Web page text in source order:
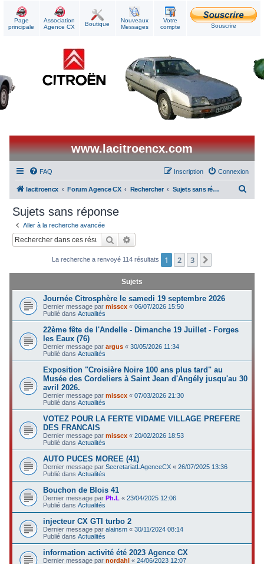
Page
principale
Association
Agence CX
Boutique
Nouveaux
Messages
Votre
compte
Souscrire
www.lacitroencx.com
FAQ Connexion
Inscription
lacitroencx Forum Agence CX Rechercher Sujets sans réponse
c
Sujets sans réponse
Aller à la recherche avancée
Rechercher
La recherche a renvoyé 114 résultats 1 2 3
Sujets
Journée Citrosphère le samedi 19 septembre 2026
Dernier message parmisscx «06/07/2026 15:50
Publié dansActualités
22ème fête de l'Andelle - Dimanche 19 Juillet - Forges
les Eaux (76)
Dernier message parargus «30/05/2026 11:34
Publié dansActualités
Exposition "Croisière Noire 100 ans plus tard" au
Musée des Cordeliers à Saint Jean d'Angély jusqu'au 30
avril 2026.
Dernier message parmisscx «07/03/2026 21:30
Publié dansActualités
VOTEZ POUR LA FERTE VIDAME VILLAGE PREFERE
DES FRANCAIS
Dernier message parmisscx «20/02/2026 18:53
Publié dansActualités
AUTO PUCES MOREE (41)
Dernier message parSecretariatLAgenceCX «26/07/2025 13:36
Publié dansActualités
Bouchon de Blois 41
Dernier message parPh.L «23/04/2025 12:06
Publié dansActualités
injecteur CX GTI turbo 2
Dernier message paralainsm «30/11/2024 08:14
Publié dansActualités
information activité été 2023 Agence CX
Dernier message parnordahl «24/06/2023 12:07